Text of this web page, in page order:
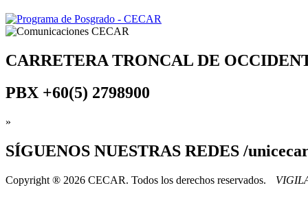
CARRETERA TRONCAL DE
PBX +60(5) 2798900
»
SÍGUENOS NUESTRAS REDES /
Copyright ® 2026 CECAR. Todos los derechos reservados.